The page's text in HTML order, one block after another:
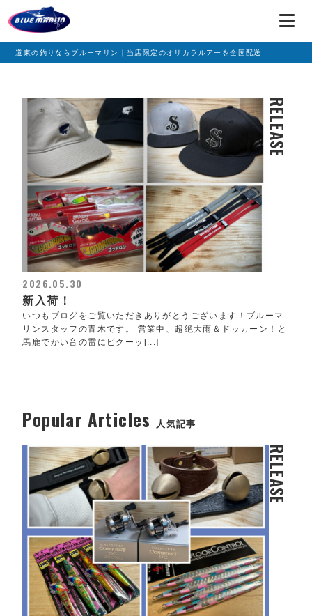
道東の釣りならブルーマリン｜当店限定のオリカラルアーを全国配送
RELEASE
2026.05.30
新入荷！
いつもブログをご覧いただきありがとうございます！ブルーマ
リンスタッフの青木です。 営業中、超絶大雨＆ドッカーン！と
馬鹿でかい音の雷にビクーッ[...]
Popular Articles 人気記事
RELEASE